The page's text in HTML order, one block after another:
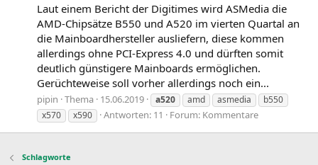
Laut einem Bericht der Digitimes wird ASMedia die
AMD-Chipsätze B550 und A520 im vierten Quartal an
die Mainboardhersteller ausliefern, diese kommen
allerdings ohne PCI-Express 4.0 und dürften somit
deutlich günstigere Mainboards ermöglichen.
Gerüchteweise soll vorher allerdings noch ein...
pipin Thema 15.06.2019 a520 amd asmedia
b550
x570
x590 Antworten: 11 Forum: Kommentare
Schlagworte